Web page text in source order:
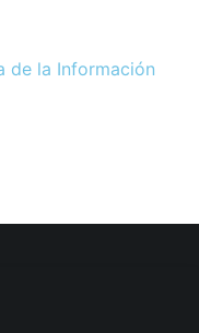
de la Información